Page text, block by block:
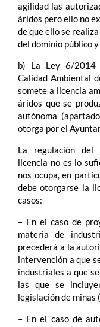
agilidad las
áridos pero ello no
de que ello se
del dominio público
b) La Ley 6/2014
Calidad Ambiental
somete a licencia
áridos que se
autónoma
otorga por el
La regulación del
licencia no es lo
nos ocupa, en
debe otorgarse la
casos:
– En el caso de
materia de
precederá a la
intervención a que
industriales a que
las que se
legislación de
– En el caso de